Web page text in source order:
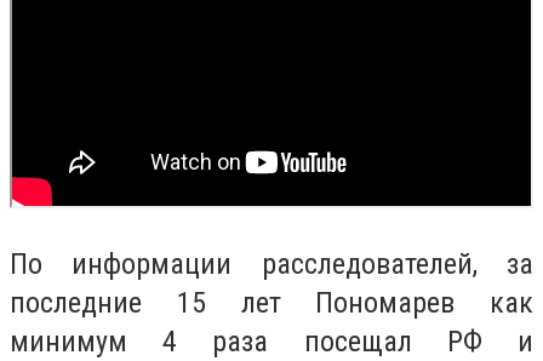
По информации расследователей, за
последние 15 лет Пономарев как
минимум 4 раза посещал РФ и